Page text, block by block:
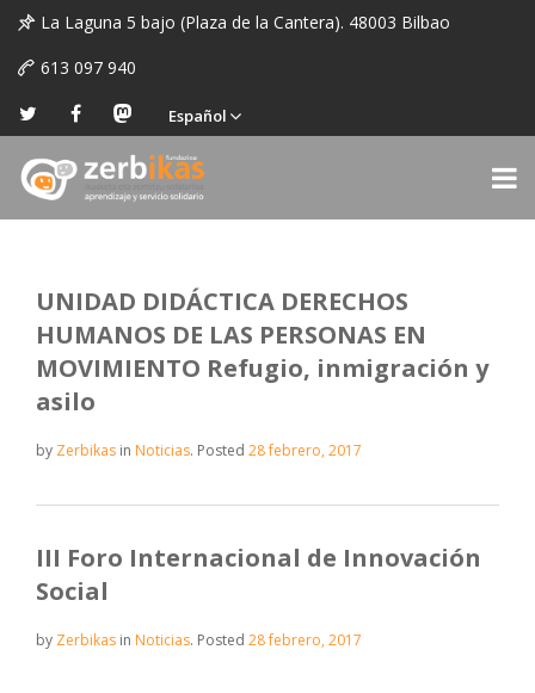
La Laguna 5 bajo (Plaza de la Cantera). 48003 Bilbao
613 097 940
Español
UNIDAD DIDÁCTICA DERECHOS
HUMANOS DE LAS PERSONAS EN
MOVIMIENTO Refugio, inmigración y
asilo
by Zerbikas in Noticias. Posted 28 febrero, 2017
III Foro Internacional de Innovación
Social
by Zerbikas in Noticias. Posted 28 febrero, 2017